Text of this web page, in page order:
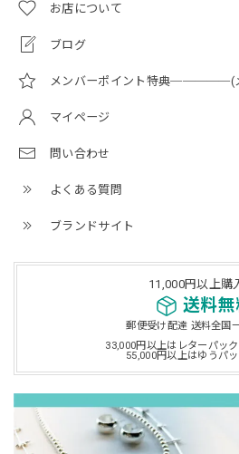
お店について
ブログ
メンバーポイント特典─────(
マイページ
問い合わせ
よくある質問
ブランドサイト
11,000円以上購
送料無
郵便受け配達 送料全国
33,000円以上はレターパッ
55,000円以上はゆうパ